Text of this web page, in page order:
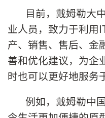
目前，戴姆勒大
业人员，致力于利用
产、销售、售后、金
善和优化建议，为企
时也可以更好地服务
例如，戴姆勒中